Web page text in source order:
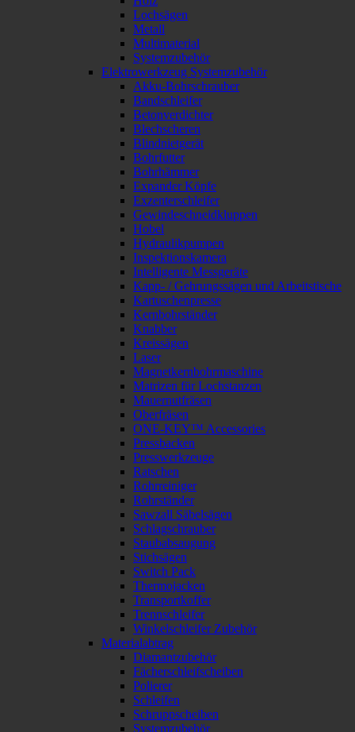
Lochsägen
Metall
Multimaterial
Systemzubehör
Elektrowerkzeug Systemzubehör
Akku-Bohrschrauber
Bandschleifer
Betonverdichter
Blechscheren
Blindnietgerät
Bohrfutter
Bohrhämmer
Expander Köpfe
Exzenterschleifer
Gewindeschneidkluppen
Hobel
Hydraulikpumpen
Inspektionskamera
Intelligente Messgeräte
Kapp- / Gehrungssägen und Arbeitstische
Kartuschenpresse
Kernbohrständer
Knabber
Kreissägen
Laser
Magnetkernbohrmaschine
Matrizen für Lochstanzen
Mauernutfräsen
Oberfräsen
ONE-KEY™ Accessories
Pressbacken
Presswerkzeuge
Ratschen
Rohrreiniger
Rohrständer
Sawzall Säbelsägen
Schlagschrauber
Staubabsaugung
Stichsägen
Switch Pack
Thermojacken
Transportkoffer
Trennschleifer
Winkelschleifer Zubehör
Materialabtrag
Diamantzubehör
Fächerschleifscheiben
Polierer
Schleifen
Schruppscheiben
Systemzubehör